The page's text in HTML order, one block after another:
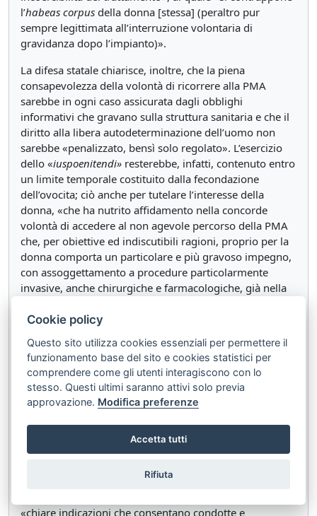
l’habeas corpus della donna [stessa] (peraltro pur
sempre legittimata all’interruzione volontaria di
gravidanza dopo l’impianto)».
La difesa statale chiarisce, inoltre, che la piena
consapevolezza della volontà di ricorrere alla PMA
sarebbe in ogni caso assicurata dagli obblighi
informativi che gravano sulla struttura sanitaria e che il
diritto alla libera autodeterminazione dell’uomo non
sarebbe «penalizzato, bensì solo regolato». L’esercizio
dello «iuspoenitendi» resterebbe, infatti, contenuto entro
un limite temporale costituito dalla fecondazione
dell’ovocita; ciò anche per tutelare l’interesse della
donna, «che ha nutrito affidamento nella concorde
volontà di accedere al non agevole percorso della PMA
che, per obiettive ed indiscutibili ragioni, proprio per la
donna comporta un particolare e più gravoso impegno,
con assoggettamento a procedure particolarmente
invasive, anche chirurgiche e farmacologiche, già nella
7.1.– Anche D. R. ha depositato memoria illustrativa,
ribadendo le argomentazioni addotte nella memoria di
costituzione a sostegno della fondatezza delle questioni,
in particolare insistendo sull’incoerenza
dell’irrevocabilità del consenso rispetto allo sviluppo
della giurisprudenza di questa Corte sulla PMA.
7.2.– Ha altresì depositato memoria la citata struttura
sanitaria, che, insistendo nelle conclusioni già
operatori del settore vengano fornite, «nell’incertezza
«chiare indicazioni che consentano condotte e
Cookie policy
Questo sito utilizza cookies essenziali per permettere il
funzionamento base del sito e cookies statistici per
comprendere come gli utenti interagiscono con lo
stesso. Questi ultimi saranno attivi solo previa
approvazione. Modifica preferenze
Accetta tutti
Rifiuta